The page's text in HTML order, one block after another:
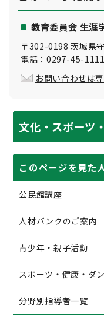
教育委員会 生涯
〒302-0198 茨城県
電話：0297-45-
お問い合わせは
文化・スポーツ
このページを見た
公民館講座
人材バンクのご案内
青少年・親子活動
スポーツ・健康・ダ
分野別指導者一覧